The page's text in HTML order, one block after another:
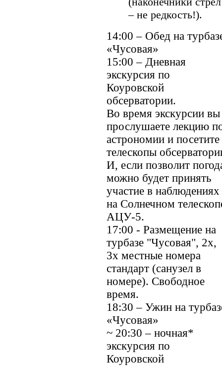
– не редкость!).
14:00 – Обед на
«Чусовая»
15:00 – Дневная
экскурсия по
Коуровской
обсерватории.
Во время экскурсии вы
прослушаете лекцию
астрономии и посетите
телескопы
И, если позволит
можно будет принять
участие в наблюдениях
на Солнечном
АЦУ-5.
17:00 - Размещение на
турбазе "Чусовая", 2х,
3х местные номера
стандарт (санузел в
номере). Свободное
время.
18:30 – Ужин на
«Чусовая»
~ 20:30 – ночная*
экскурсия по
Коуровской